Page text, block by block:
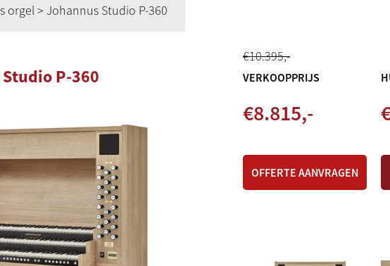
orgel> Johannus Studio P-360
P-360
€10.395,-
VERKOOPPRIJS
€8.815,-
OFFERTE AANVRAGEN